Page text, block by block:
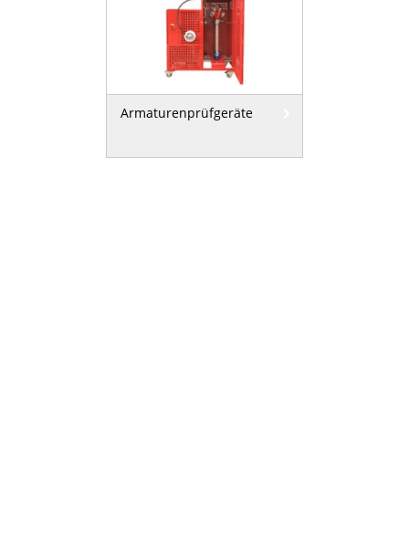
Armaturenprüfgeräte